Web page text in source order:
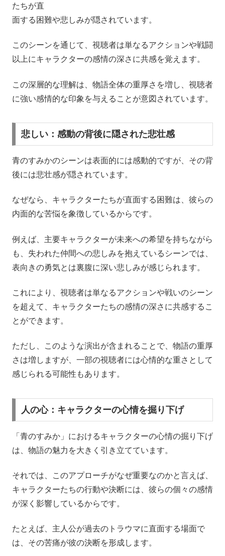
たちが直
面する困難や悲しみが隠されています。
このシーンを通じて、視聴者は単なるアクションや戦闘
以上にキャラクターの感情の深さに共感を覚えます。
この深層的な理解は、物語全体の重厚さを増し、視聴者
に強い感情的な印象を与えることが意図されています。
悲しい：感動の背後に隠された悲壮感
青のすみかのシーンは表面的には感動的ですが、その背
後には悲壮感が隠されています。
なぜなら、キャラクターたちが直面する困難は、彼らの
内面的な苦悩を象徴しているからです。
例えば、主要キャラクターが未来への希望を持ちながら
も、失われた仲間への悲しみを抱えているシーンでは、
表向きの勇気とは裏腹に深い悲しみが感じられます。
これにより、視聴者は単なるアクションや戦いのシーン
を超えて、キャラクターたちの感情の深さに共感するこ
とができます。
ただし、このような演出が含まれることで、物語の重厚
さは増しますが、一部の視聴者には心情的な重さとして
感じられる可能性もあります。
人の心：キャラクターの心情を掘り下げ
「青のすみか」におけるキャラクターの心情の掘り下げ
は、物語の魅力を大きく引き立てています。
それでは、このアプローチがなぜ重要なのかと言えば、
キャラクターたちの行動や決断には、彼らの個々の感情
が深く影響しているからです。
たとえば、主人公が過去のトラウマに直面する場面で
は、その苦痛が彼の決断を形成します。